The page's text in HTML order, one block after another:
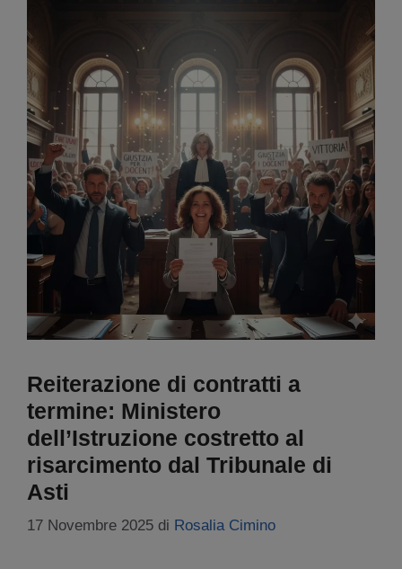
Reiterazione di contratti a
termine: Ministero
dell’Istruzione costretto al
risarcimento dal Tribunale di
Asti
17 Novembre 2025 di Rosalia Cimino